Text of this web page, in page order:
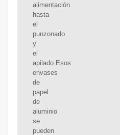
alimentación
hasta
el
punzonado
y
el
apilado.Esos
envases
de
papel
de
aluminio
se
pueden